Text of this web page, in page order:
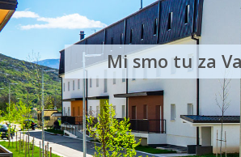
Mi smo tu za